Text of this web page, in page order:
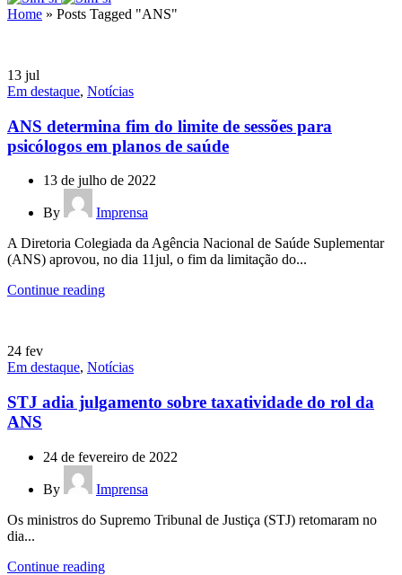
Home » Posts Tagged "ANS"
13 jul
Em destaque, Notícias
ANS determina fim do limite de sessões para
psicólogos em planos de saúde
13 de julho de 2022
By
Imprensa
A Diretoria Colegiada da Agência Nacional de Saúde Suplementar
(ANS) aprovou, no dia 11jul, o fim da limitação do...
Continue reading
24 fev
Em destaque, Notícias
STJ adia julgamento sobre taxatividade do rol da
ANS
24 de fevereiro de 2022
By
Imprensa
Os ministros do Supremo Tribunal de Justiça (STJ) retomaram no
dia...
Continue reading